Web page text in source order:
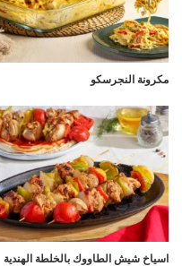
مكرونة النجرسكو
اسياخ شيش الطاووك بالخلطة الهندية